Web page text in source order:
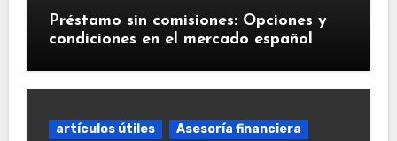
Préstamo sin comisiones: Opciones y
condiciones en el mercado español
artículos útiles
Asesoría financiera